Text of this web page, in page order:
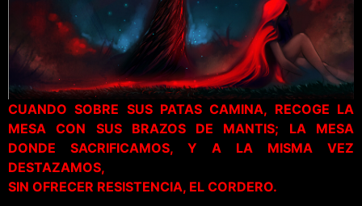
CUANDO SOBRE SUS PATAS CAMINA, RECOGE LA
MESA CON SUS BRAZOS DE MANTIS; LA MESA
DONDE SACRIFICAMOS, Y A LA MISMA VEZ
DESTAZAMOS,
SIN OFRECER RESISTENCIA, EL CORDERO.